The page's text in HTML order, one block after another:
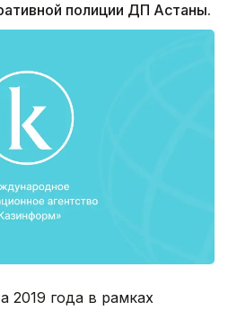
полиции ДП Астаны.
2019 года в рамках